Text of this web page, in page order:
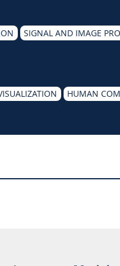
SIGNAL AND IMAGE
HUMAN